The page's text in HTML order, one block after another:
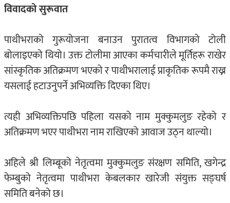
विवादको सुरूवात
पाथीभराको गुरूयोजना बनाउन पुरातत्व विभागको टोली
बोलाइएको थियो। उक्त टोलीमा आएका कर्मचारीले मूर्तिहरू राखेर
सांस्कृतिक अतिक्रमण भएको र पाथीभरालाई प्राकृतिक रूपमै राख्न
यसलाई हटाउनुपर्ने अभिव्यक्ति दिएका थिए।
त्यही अभिव्यक्तिपछि पहिला यसको नाम मुक्कुमलुङ रहेको र
अतिक्रमण भएर पाथीभरा नाम राखिएको आवाज उठ्न थाल्यो।
अहिले श्री लिम्बूको नेतृत्वमा मुक्कुमलुङ संरक्षण समिति, खगेन्द्र
फेम्बुको नेतृत्वमा पाथीभरा केबलकार खारेजी संयुक्त सङ्घर्ष
समिति बनेको छ।